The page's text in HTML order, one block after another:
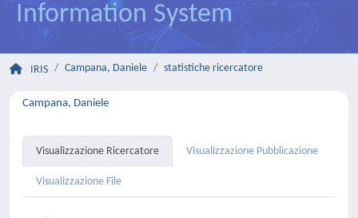
Information System
IRIS Campana, Daniele statistiche ricercatore
Campana, Daniele
Visualizzazione Ricercatore Visualizzazione Pubblicazione
Visualizzazione File